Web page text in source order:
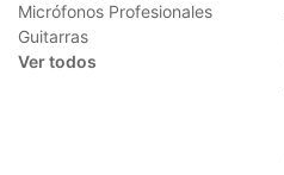
Micrófonos Profesionales
Guitarras
Ver todos